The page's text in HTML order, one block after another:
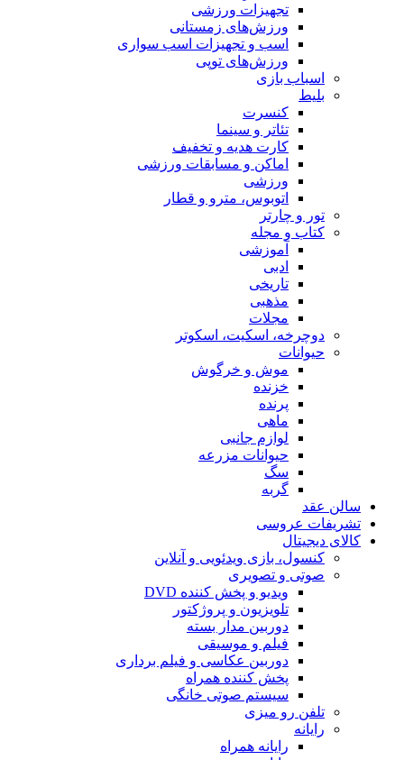
تجهیزات ورزشی
ورزش‌های زمستانی
اسب و تجهیزات اسب سواری
ورزش‌های توپی
اسباب‌ بازی
بلیط
کنسرت
تئاتر و سینما
کارت هدیه و تخفیف
اماکن و مسابقات ورزشی
ورزشی
اتوبوس، مترو و قطار
تور و چارتر
کتاب و مجله
آموزشی
ادبی
تاریخی
مذهبی
مجلات
دوچرخه، اسکیت، اسکوتر
حیوانات
موش و خرگوش
خزنده
پرنده
ماهی
لوازم جانبی
حیوانات مزرعه
سگ
گربه
سالن عقد
تشریفات عروسی
کالای دیجیتال
کنسول، بازی‌ ویدئویی و آنلاین
صوتی و تصویری
ویدیو و پخش کننده DVD
تلویزیون و پروژکتور
دوربین مدار بسته
فیلم و موسیقی
دوربین عکاسی و فیلم برداری
پخش کننده همراه
سیستم صوتی خانگی
تلفن رو میزی
رایانه
رایانه همراه